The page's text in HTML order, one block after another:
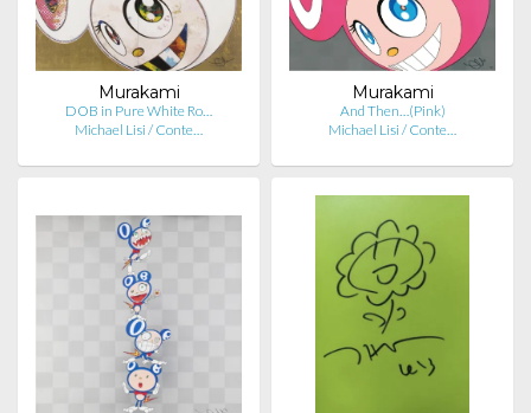
Murakami
DOB in Pure White Ro…
Michael Lisi / Conte…
Murakami
And Then…(Pink)
Michael Lisi / Conte…